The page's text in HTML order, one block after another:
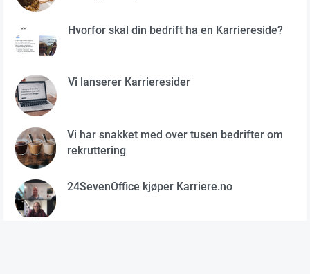
Hvorfor skal din bedrift ha en Karriereside?
Vi lanserer Karrieresider
Vi har snakket med over tusen bedrifter om
rekruttering
24SevenOffice kjøper Karriere.no